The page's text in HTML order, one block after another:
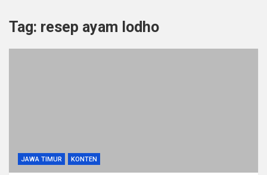
Tag: resep ayam lodho
JAWA TIMUR KONTEN